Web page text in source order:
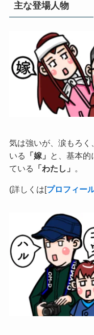
主な登場人物
気は強いが、涙もろく
いる
「嫁」
と、基本的
ている
「わたし」 。
(詳しくは[プロフィー